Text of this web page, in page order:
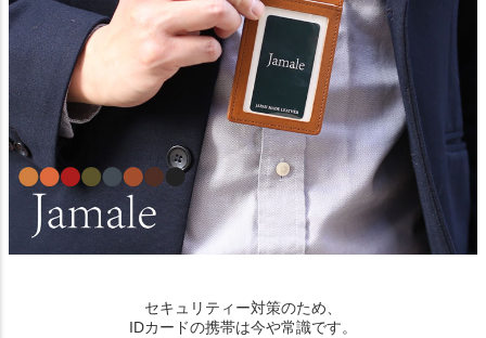
セキュリティー対策のため、
IDカードの携帯は今や常識です。